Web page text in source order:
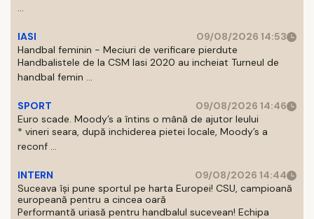
...
IASI
09/08/2026 14:53
Handbal feminin - Meciuri de verificare pierdute
Handbalistele de la CSM Iasi 2020 au incheiat Turneul de
handbal femin ...
SPORT
09/08/2026 14:46
Euro scade. Moody’s a întins o mână de ajutor leului
* vineri seara, după inchiderea pietei locale, Moody’s a
reconf ...
INTERN
09/08/2026 14:44
Suceava își pune sportul pe harta Europei! CSU, campioană
europeană pentru a cincea oară
Performantă uriasă pentru handbalul sucevean! Echipa